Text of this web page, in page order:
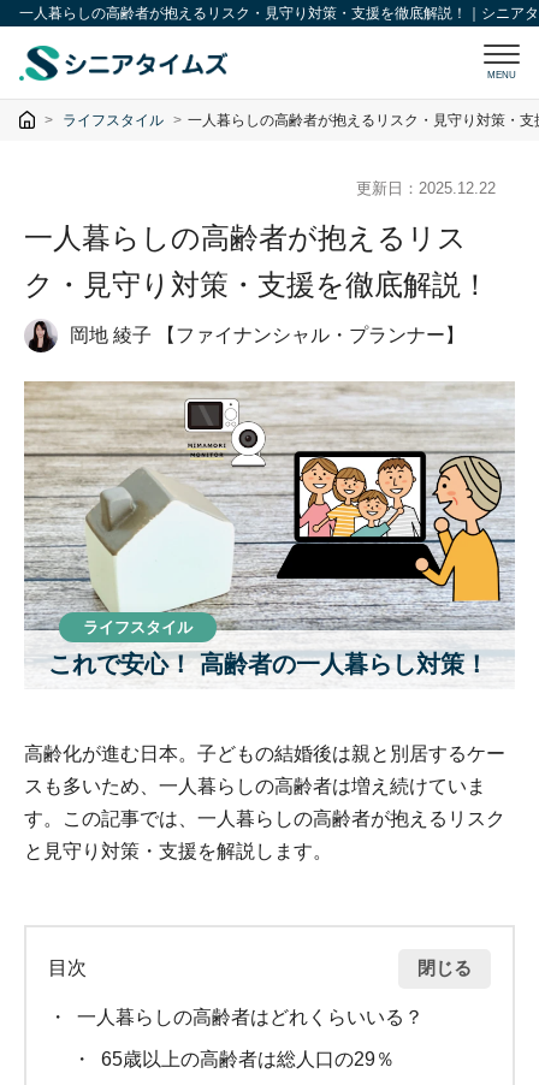
一人暮らしの高齢者が抱えるリスク・見守り対策・支援を徹底解説！｜シニア
MENU
ライフスタイル 一人暮らしの高齢者が抱えるリスク・見守り対策・支
更新日： 2025.12.22
一人暮らしの高齢者が抱えるリス
ク・見守り対策・支援を徹底解説！
岡地 綾子 【ファイナンシャル・プランナー】
ライフスタイル
これで安心！ 高齢者の一人暮らし対策！
高齢化が進む日本。子どもの結婚後は親と別居するケー
スも多いため、一人暮らしの高齢者は増え続けていま
す。この記事では、一人暮らしの高齢者が抱えるリスク
と見守り対策・支援を解説します。
目次 閉じる
一人暮らしの高齢者はどれくらいいる？
65歳以上の高齢者は総人口の29％